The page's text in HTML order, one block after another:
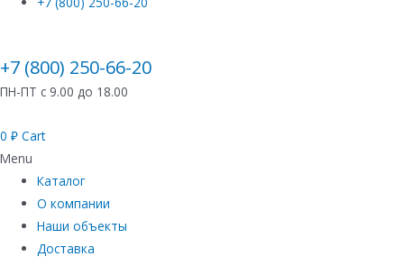
+7 (800) 250-66-20
ПН-ПТ с 9.00 до 18.00
0 ₽ Cart
Menu
Каталог
О компании
Наши объекты
Доставка